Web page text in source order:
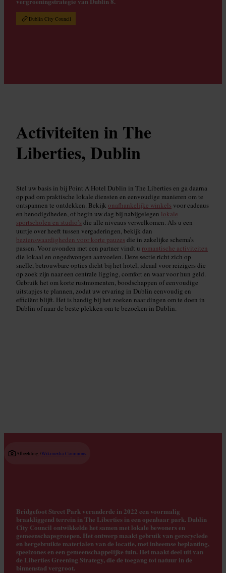
Dublin City Council
Activiteiten in The
Liberties, Dublin
Stel uw basis in bij Point A Hotel Dublin in The Liberties en ga daarna
op pad om praktische lokale diensten en eenvoudige manieren om te
ontspannen te ontdekken. Bekijk onafhankelijke winkels voor cadeaus
en benodigdheden, of begin uw dag bij nabijgelegen lokale
sportscholen en studio’s die alle niveaus verwelkomen. Als u een
uurtje over heeft tussen vergaderingen, bekijk dan
bezienswaardigheden voor korte pauzes die in zakelijke schema’s
passen. Voor avonden met een partner vindt u romantische activiteiten
die lokaal en ongedwongen aanvoelen. Deze sectie richt zich op
snelle, betrouwbare opties dicht bij het hotel, ideaal voor reizigers die
op zoek zijn naar een centrale ligging, comfort en waar voor hun geld.
Gebruik het om korte rustmomenten, boodschappen of eenvoudige
uitstapjes te plannen, zodat uw ervaring in Dublin eenvoudig en
efficiënt blijft. Het is handig bij het zoeken naar dingen om te doen in
Dublin of naar de beste plekken om te bezoeken in Dublin.
Afbeelding /Wikimedia Commons
Bridgefoot Street Park veranderde in 2022 een voormalig
braakliggend terrein in The Liberties in een openbaar park. Dublin
City Council ontwikkelde het samen met lokale bewoners en
gemeenschapsgroepen. Het ontwerp maakt gebruik van gerecyclede
en hergebruikte materialen van de locatie, met inheemse beplanting,
speelzones en een gemeenschappelijke tuin. Het maakt deel uit van
de Liberties Greening Strategy, die de toegang tot natuur in de
binnenstad vergroot.